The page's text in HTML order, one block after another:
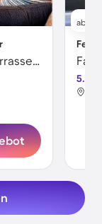
Wohnung mit Garten, Grill und Terrasse | Gartenblick
ab
5.0